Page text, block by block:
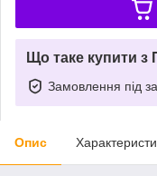
Що таке купити з
Замовлення під
Опис